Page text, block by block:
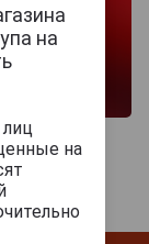
на
на